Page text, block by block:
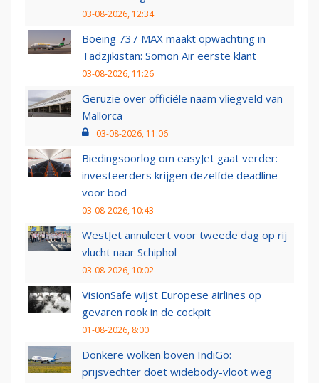
03-08-2026, 12:34
Boeing 737 MAX maakt opwachting in
Tadzjikistan: Somon Air eerste klant
03-08-2026, 11:26
Geruzie over officiële naam vliegveld van
Mallorca
03-08-2026, 11:06
Biedingsoorlog om easyJet gaat verder:
investeerders krijgen dezelfde deadline
voor bod
03-08-2026, 10:43
WestJet annuleert voor tweede dag op rij
vlucht naar Schiphol
03-08-2026, 10:02
VisionSafe wijst Europese airlines op
gevaren rook in de cockpit
01-08-2026, 8:00
Donkere wolken boven IndiGo:
prijsvechter doet widebody-vloot weg